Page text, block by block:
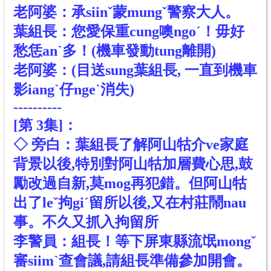
老阿婆：承siinˇ蒙mungˇ警察大人。
葉組長：您愛保重cung噢ngoˊ！毋好
愁恁anˋ多！(機車發動tung離開)
老阿婆：(目送sung葉組長, 一直到機車
影iangˋ仔ngeˋ消失)
----------
[第 3集] ：
◇ 旁白：葉組長了解阿山牯介ve家庭
背景以後,特別對阿山牯加層費心思,鼓
勵改過自新,莫mog再犯錯。但阿山牯
出了leˇ拘giˊ留所以後,又在村莊鬧nau
事。不久又抓入拘留所
李警員：組長！等下屏東縣流氓mongˇ
審siimˋ查會議,請組長準備參加開會。